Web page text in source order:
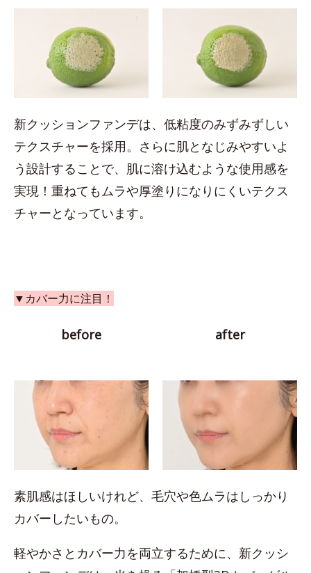
新クッションファンデは、低粘度のみずみずしい
テクスチャーを採用。さらに肌となじみやすいよ
う設計することで、肌に溶け込むような使用感を
実現！重ねてもムラや厚塗りになりにくいテクス
チャーとなっています。
▼カバー力に注目！
before after
素肌感はほしいけれど、毛穴や色ムラはしっかり
カバーしたいもの。
軽やかさとカバー力を両立するために、新クッシ